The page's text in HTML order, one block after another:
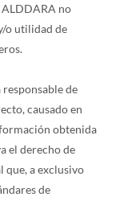
no
o utilidad de
de
causado en
obtenida
el derecho de
a exclusivo
de